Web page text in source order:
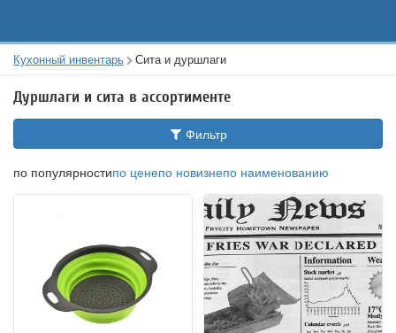
Кухонный инвентарь Сита и дуршлаги
Дуршлаги и сита в ассортименте
Фильтр
по популярностипо ценепо новизнепо наименованию